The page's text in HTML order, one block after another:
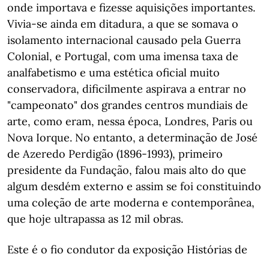
onde importava e fizesse aquisições importantes.
Vivia-se ainda em ditadura, a que se somava o
isolamento internacional causado pela Guerra
Colonial, e Portugal, com uma imensa taxa de
analfabetismo e uma estética oficial muito
conservadora, dificilmente aspirava a entrar no
"campeonato" dos grandes centros mundiais de
arte, como eram, nessa época, Londres, Paris ou
Nova Iorque. No entanto, a determinação de José
de Azeredo Perdigão (1896-1993), primeiro
presidente da Fundação, falou mais alto do que
algum desdém externo e assim se foi constituindo
uma coleção de arte moderna e contemporânea,
que hoje ultrapassa as 12 mil obras.
Este é o fio condutor da exposição Histórias de